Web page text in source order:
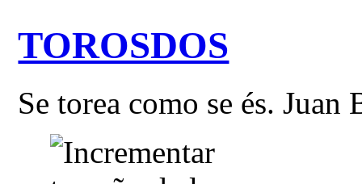
TOROSDOS
Se torea como se és. Juan